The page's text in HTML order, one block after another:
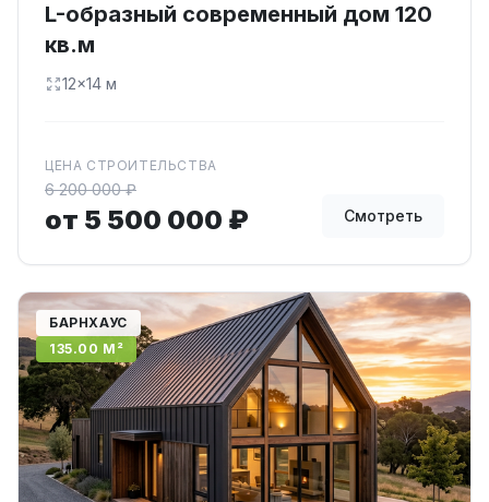
L-образный современный дом 120
кв.м
12×14 м
ЦЕНА СТРОИТЕЛЬСТВА
6 200 000 ₽
от 5 500 000 ₽ Смотреть
БАРНХАУС
135.00 М²